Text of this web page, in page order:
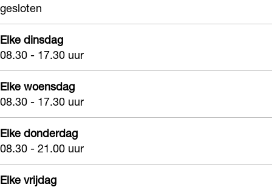
gesloten
Elke dinsdag
08.30 - 17.30 uur
Elke woensdag
08.30 - 17.30 uur
Elke donderdag
08.30 - 21.00 uur
Elke vrijdag